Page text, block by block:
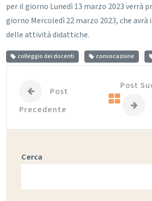
per il giorno Lunedì 13 marzo 2023 verrà
giorno Mercoledì 22 marzo 2023, che
delle attività didattiche.
colleggio dei docenti convocazione
Post
Precedente
Post
Cerca